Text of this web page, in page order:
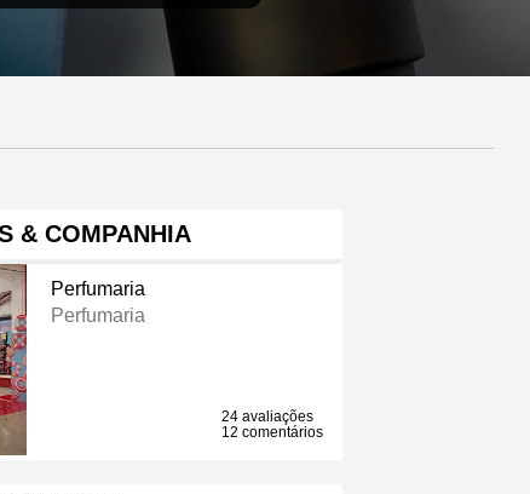
& COMPANHIA
Perfumaria
Perfumaria
24 avaliações
12 comentários